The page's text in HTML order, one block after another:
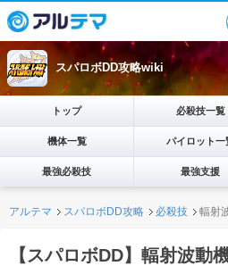
スパロボDD攻略wiki
トップ 必殺技一覧
機体一覧 パイロット一
最強必殺技 最強支援
アルテマ スパロボDD攻略 必殺技 輻射
【スパロボDD】輻射波動